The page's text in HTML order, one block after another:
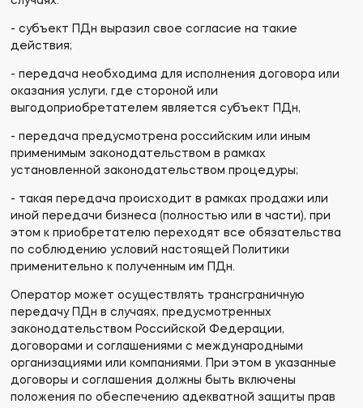
- субъект ПДн выразил свое согласие на такие
действия;
- передача необходима для исполнения договора или
оказания услуги, где стороной или
выгодоприобретателем является субъект ПДн,
- передача предусмотрена российским или иным
применимым законодательством в рамках
установленной законодательством процедуры;
- такая передача происходит в рамках продажи или
иной передачи бизнеса (полностью или в части), при
этом к приобретателю переходят все обязательства
по соблюдению условий настоящей Политики
применительно к полученным им ПДн.
Оператор может осуществлять трансграничную
передачу ПДн в случаях, предусмотренных
законодательством Российской Федерации,
договорами и соглашениями с международными
организациями или компаниями. При этом в указанные
договоры и соглашения должны быть включены
положения по обеспечению адекватной защиты прав